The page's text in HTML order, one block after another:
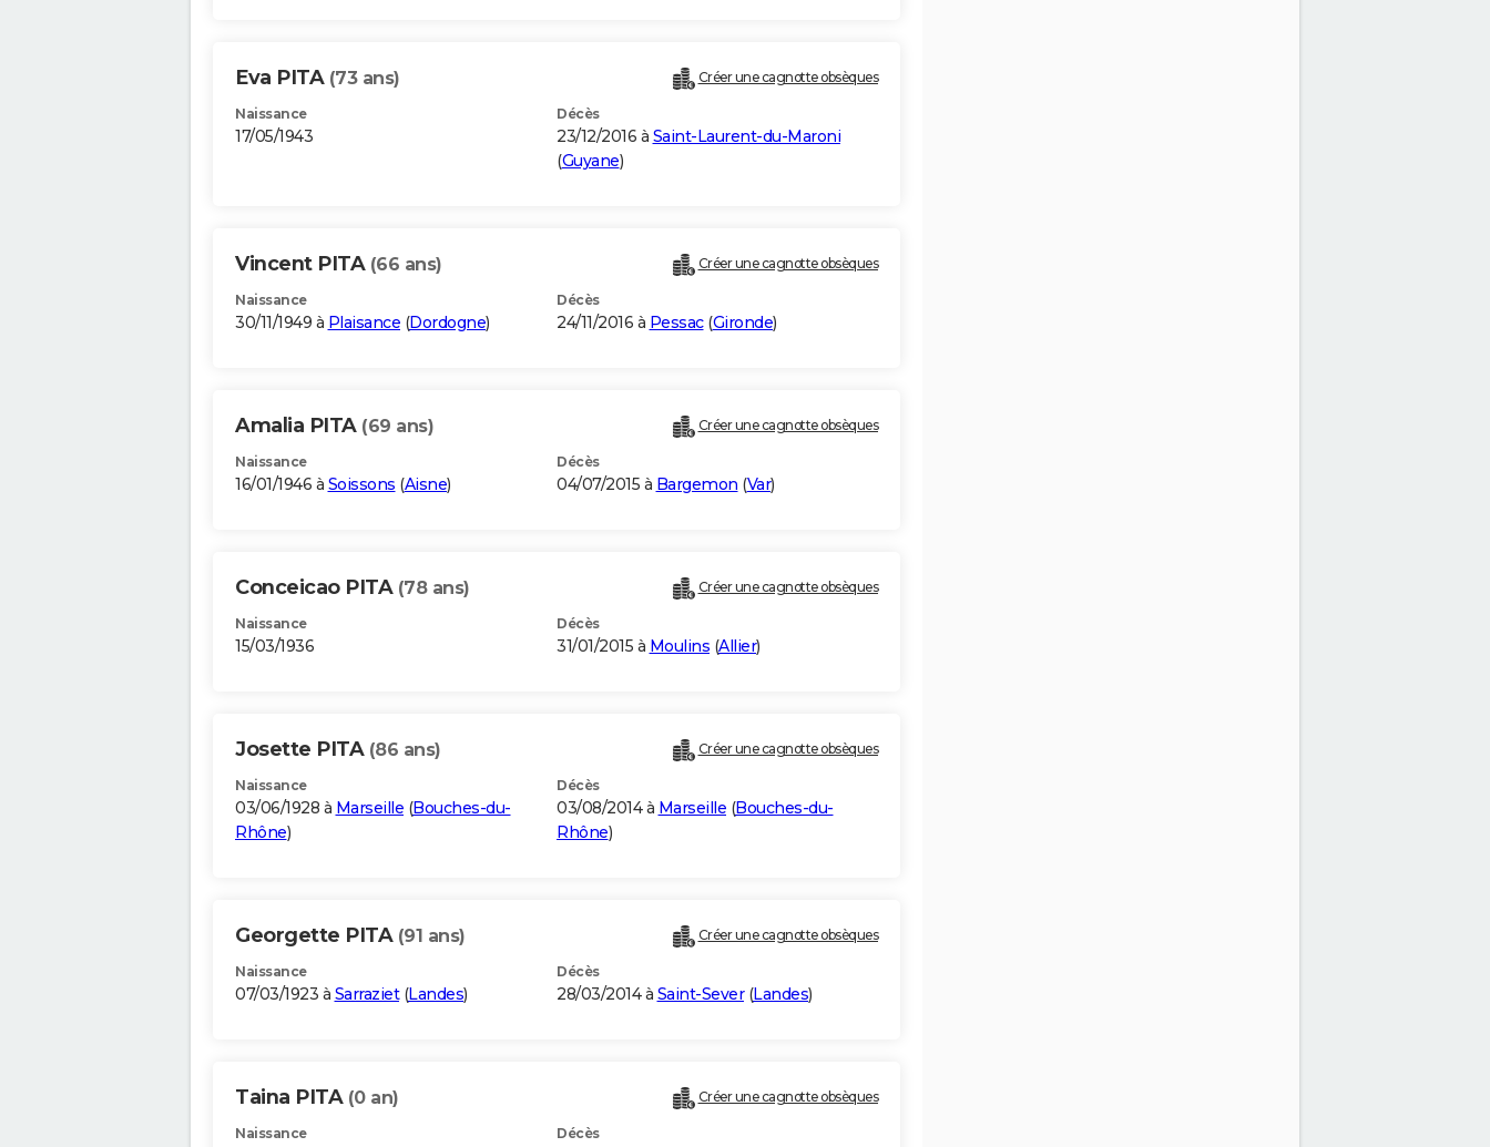
Eva PITA (73 ans) Créer une cagnotte obsèques
Naissance
17/05/1943
Décès
23/12/2016 à Saint-Laurent-du-Maroni
(Guyane)
Vincent PITA (66 ans) Créer une cagnotte obsèques
Naissance
30/11/1949 à Plaisance (Dordogne)
Décès
24/11/2016 à Pessac(Gironde)
Amalia PITA (69 ans) Créer une cagnotte obsèques
Naissance
16/01/1946 à Soissons (Aisne)
Décès
04/07/2015 à Bargemon (Var)
Conceicao PITA (78 ans) Créer une cagnotte obsèques
Naissance
15/03/1936
Décès
31/01/2015 à Moulins (Allier)
Josette PITA (86 ans) Créer une cagnotte obsèques
Naissance
03/06/1928 à Marseille (Bouches-du-
Rhône)
Décès
03/08/2014 à Marseille (Bouches-du-
Rhône)
Georgette PITA (91 ans) Créer une cagnotte obsèques
Naissance
07/03/1923 à Sarraziet(Landes)
Décès
28/03/2014 à Saint-Sever(Landes)
Taina PITA (0 an) Créer une cagnotte obsèques
Naissance Décès